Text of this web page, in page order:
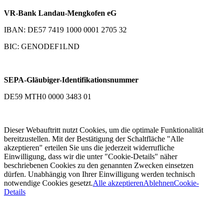
VR-Bank Landau-Mengkofen eG
IBAN: DE57 7419 1000 0001 2705 32
BIC: GENODEF1LND
SEPA-Gläubiger-Identifikationsnummer
DE59 MTH0 0000 3483 01
Dieser Webauftritt nutzt Cookies, um die optimale Funktionalität
bereitzustellen. Mit der Bestätigung der Schaltfläche "Alle
akzeptieren" erteilen Sie uns die jederzeit widerrufliche
Einwilligung, dass wir die unter "Cookie-Details" näher
beschriebenen Cookies zu den genannten Zwecken einsetzen
dürfen. Unabhängig von Ihrer Einwilligung werden technisch
notwendige Cookies gesetzt.Alle akzeptierenAblehnenCookie-
Details